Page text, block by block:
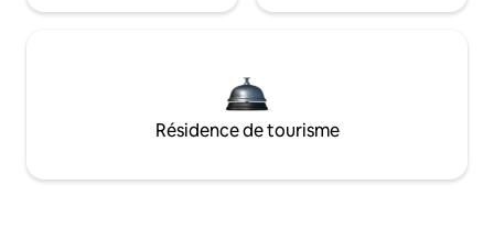
Résidence de tourisme